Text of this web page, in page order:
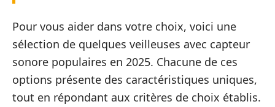
Pour vous aider dans votre choix, voici une
sélection de quelques veilleuses avec capteur
sonore populaires en 2025. Chacune de ces
options présente des caractéristiques uniques,
tout en répondant aux critères de choix établis.